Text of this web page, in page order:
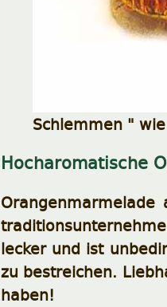
Schlemmen "
Hocharomatische
lecker und ist
zu bestreichen.
haben!